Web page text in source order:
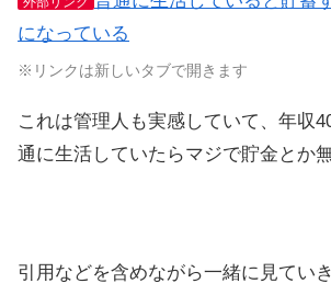
になっている
※リンクは新しいタブで開きます
これは管理人も実感していて、年収
通に生活していたらマジで貯金とか
引用などを含めながら一緒に見てい